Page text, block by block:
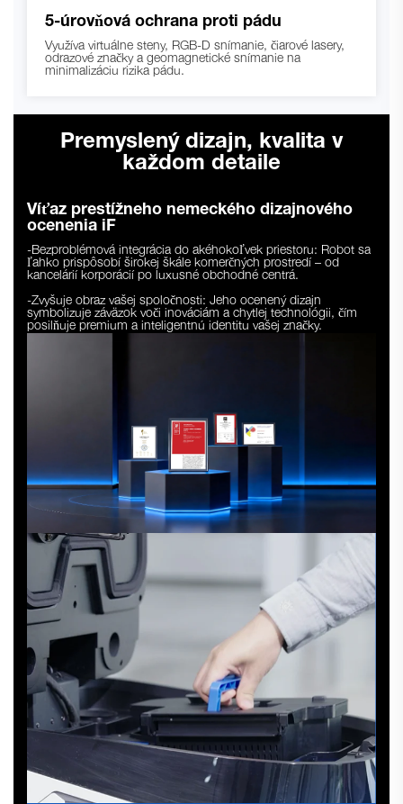
5-úrovňová ochrana proti pádu
Využíva virtuálne steny, RGB-D snímanie, čiarové lasery,
odrazové značky a geomagnetické snímanie na
minimalizáciu rizika pádu.
Premyslený dizajn, kvalita v
každom detaile
Víťaz prestížneho nemeckého dizajnového
ocenenia iF
-Bezproblémová integrácia do akéhokoľvek priestoru: Robot sa
ľahko prispôsobí širokej škále komerčných prostredí – od
kancelárií korporácií po luxusné obchodné centrá.
-Zvyšuje obraz vašej spoločnosti: Jeho ocenený dizajn
symbolizuje záväzok voči inováciám a chytlej technológii, čím
posilňuje premium a inteligentnú identitu vašej značky.